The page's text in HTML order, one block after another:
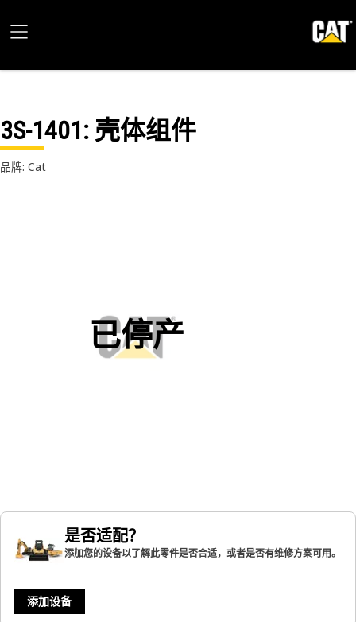
3S-1401: 壳体组件
品牌: Cat
已停产
是否适配？
添加您的设备以了解此零件是否合适，或者是否有维修方案可用。
添加设备